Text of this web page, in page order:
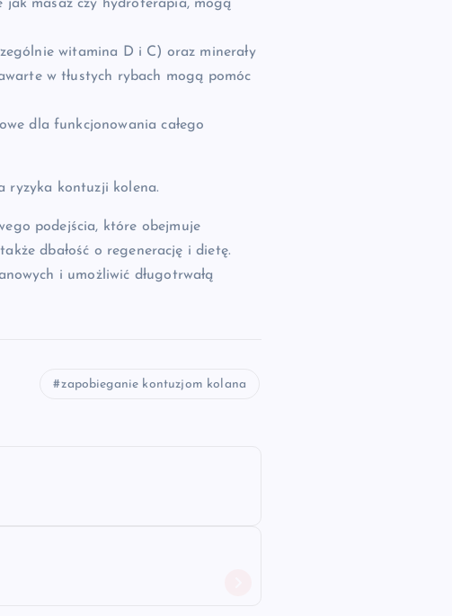
masaż czy hydroterapia, mogą
witamina D i C) oraz minerały
w tłustych rybach mogą pomóc
dla funkcjonowania całego
ryzyka kontuzji kolena.
podejścia, które obejmuje
dbałość o regenerację i dietę.
i umożliwić długotrwałą
zapobieganie kontuzjom kolana